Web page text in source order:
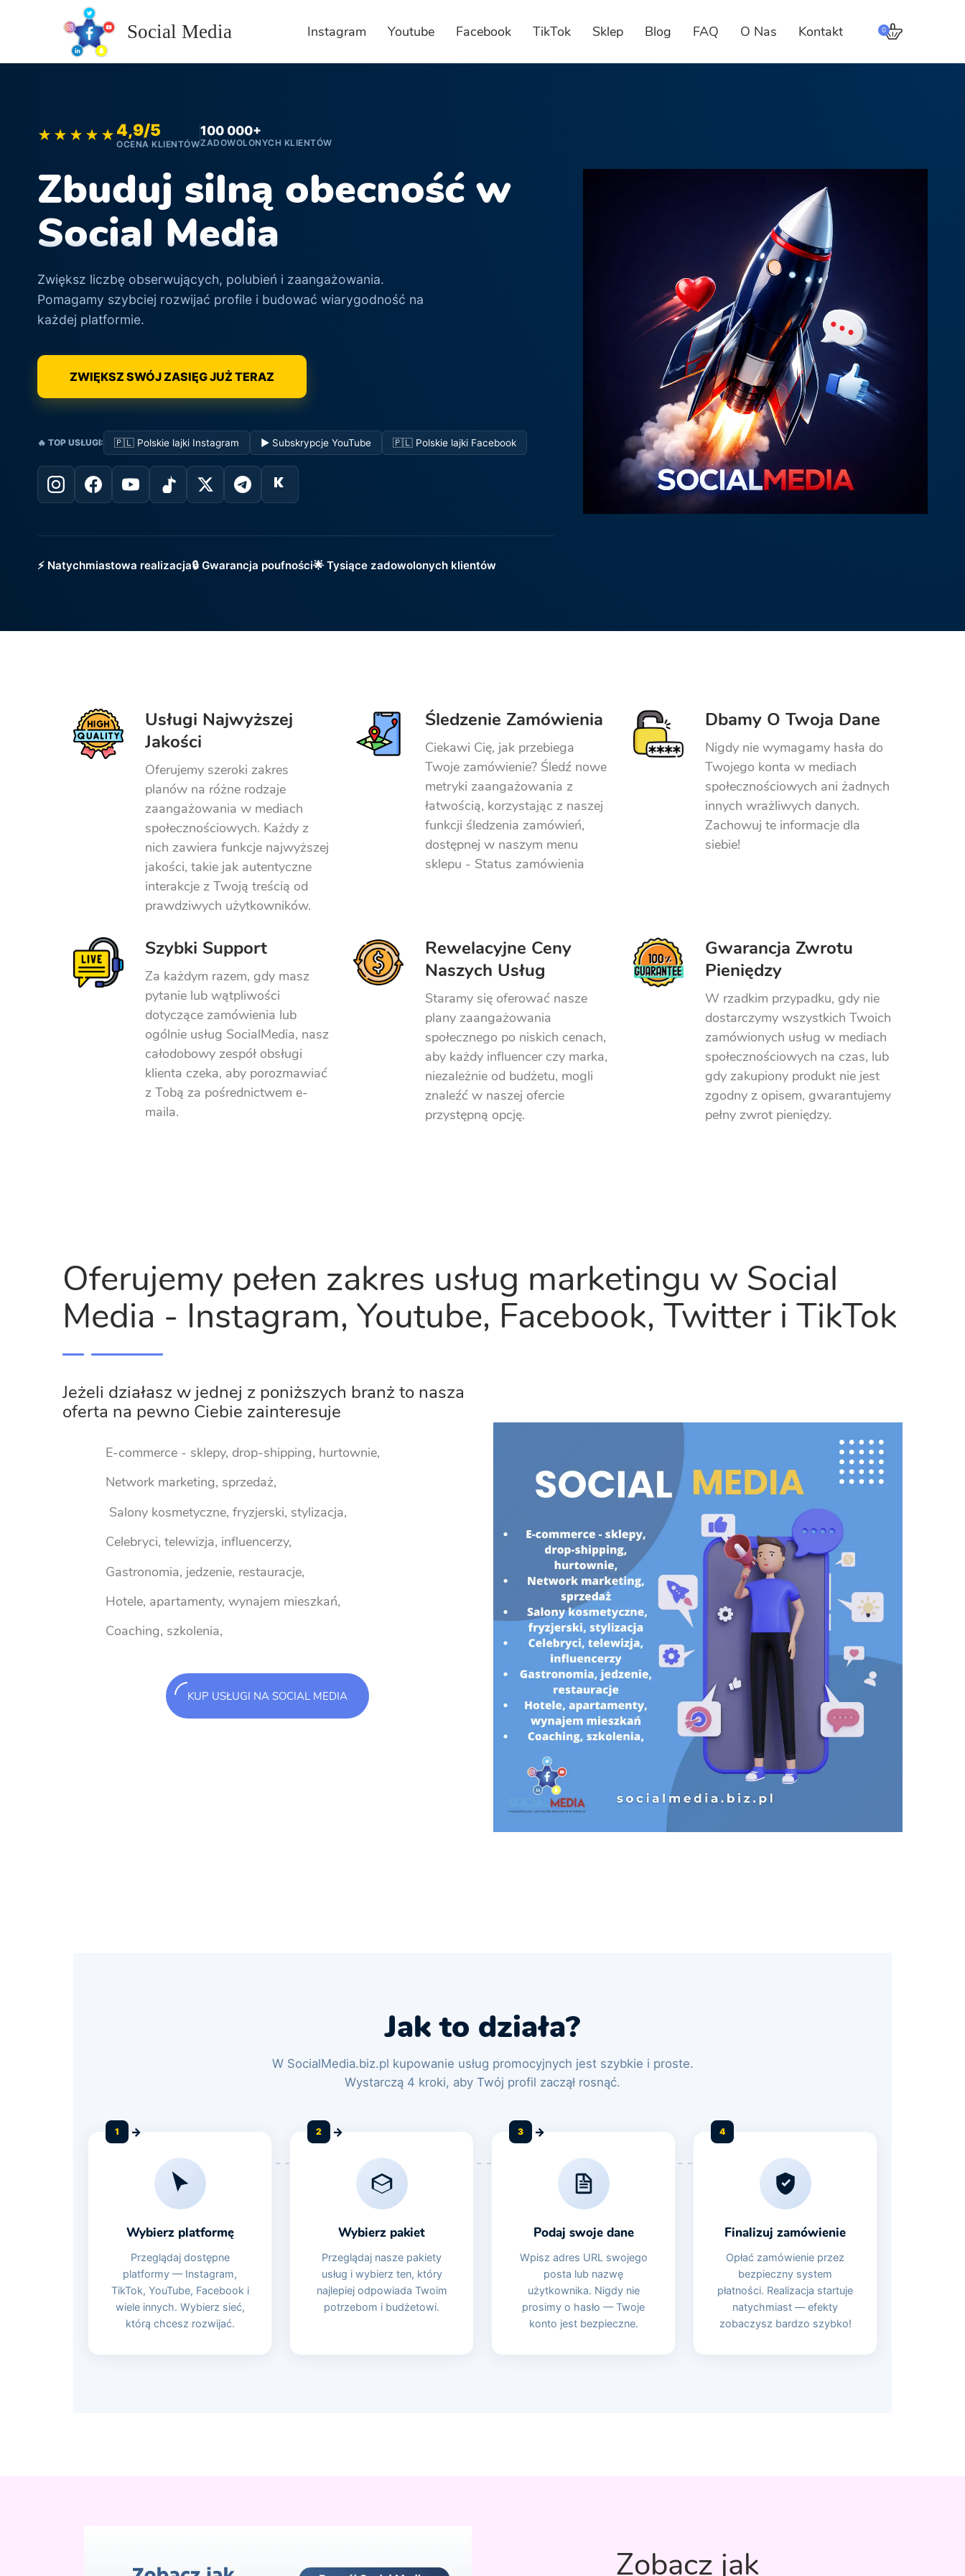
Social Media Instagram Youtube Facebook TikTok Sklep Blog FAQ O Nas Kontakt 0
★★★★★ 4,9/5
OCENA KLIENTÓW
100 000+
ZADOWOLONYCH KLIENTÓW
Zbuduj silną obecność w
Social Media
Zwiększ liczbę obserwujących, polubień i zaangażowania.
Pomagamy szybciej rozwijać profile i budować wiarygodność na
każdej platformie.
ZWIĘKSZ SWÓJ ZASIĘG JUŻ TERAZ
🔥 TOP USŁUGI: 🇵🇱 Polskie lajki Instagram ▶️ Subskrypcje YouTube 🇵🇱 Polskie lajki Facebook
⚡ Natychmiastowa realizacja🔒 Gwarancja poufności🌟 Tysiące zadowolonych klientów
Usługi Najwyższej
Jakości
Oferujemy szeroki zakres
planów na różne rodzaje
zaangażowania w mediach
społecznościowych. Każdy z
nich zawiera funkcje najwyższej
jakości, takie jak autentyczne
interakcje z Twoją treścią od
prawdziwych użytkowników.
Śledzenie Zamówienia
Ciekawi Cię, jak przebiega
Twoje zamówienie? Śledź nowe
metryki zaangażowania z
łatwością, korzystając z naszej
funkcji śledzenia zamówień,
dostępnej w naszym menu
sklepu - Status zamówienia
Dbamy O Twoja Dane
Nigdy nie wymagamy hasła do
Twojego konta w mediach
społecznościowych ani żadnych
innych wrażliwych danych.
Zachowuj te informacje dla
siebie!
Szybki Support
Za każdym razem, gdy masz
pytanie lub wątpliwości
dotyczące zamówienia lub
ogólnie usług SocialMedia, nasz
całodobowy zespół obsługi
klienta czeka, aby porozmawiać
z Tobą za pośrednictwem e-
maila.
Rewelacyjne Ceny
Naszych Usług
Staramy się oferować nasze
plany zaangażowania
społecznego po niskich cenach,
aby każdy influencer czy marka,
niezależnie od budżetu, mogli
znaleźć w naszej ofercie
przystępną opcję.
Gwarancja Zwrotu
Pieniędzy
W rzadkim przypadku, gdy nie
dostarczymy wszystkich Twoich
zamówionych usług w mediach
społecznościowych na czas, lub
gdy zakupiony produkt nie jest
zgodny z opisem, gwarantujemy
pełny zwrot pieniędzy.
Oferujemy pełen zakres usług marketingu w Social
Media - Instagram, Youtube, Facebook, Twitter i TikTok
Jeżeli działasz w jednej z poniższych branż to nasza
oferta na pewno Ciebie zainteresuje
E-commerce - sklepy, drop-shipping, hurtownie,
Network marketing, sprzedaż,
Salony kosmetyczne, fryzjerski, stylizacja,
Celebryci, telewizja, influencerzy,
Gastronomia, jedzenie, restauracje,
Hotele, apartamenty, wynajem mieszkań,
Coaching, szkolenia,
KUP USŁUGI NA SOCIAL MEDIA
Jak to działa?
W SocialMedia.biz.pl kupowanie usług promocyjnych jest szybkie i proste.
Wystarczą 4 kroki, aby Twój profil zaczął rosnąć.
1
Wybierz platformę
Przeglądaj dostępne
platformy — Instagram,
TikTok, YouTube, Facebook i
wiele innych. Wybierz sieć,
którą chcesz rozwijać.
2
Wybierz pakiet
Przeglądaj nasze pakiety
usług i wybierz ten, który
najlepiej odpowiada Twoim
potrzebom i budżetowi.
3
Podaj swoje dane
Wpisz adres URL swojego
posta lub nazwę
użytkownika. Nigdy nie
prosimy o hasło — Twoje
konto jest bezpieczne.
4
Finalizuj zamówienie
Opłać zamówienie przez
bezpieczny system
płatności. Realizacja startuje
natychmiast — efekty
zobaczysz bardzo szybko!
Zobacz jak